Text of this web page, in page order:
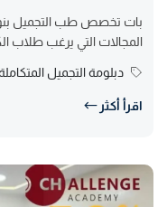
بات تخصص طب التجميل
المجالات التي يرغب طلاب
دبلومة التجميل
اقرأ أكثر